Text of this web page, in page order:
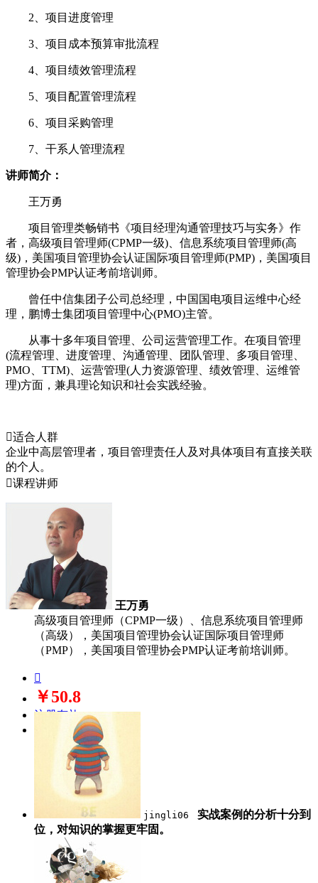
2、项目进度管理
3、项目成本预算审批流程
4、项目绩效管理流程
5、项目配置管理流程
6、项目采购管理
7、干系人管理流程
讲师简介：
王万勇
项目管理类畅销书《项目经理沟通管理技巧与实务》作
者，高级项目管理师(CPMP一级)、信息系统项目管理师(高
级)，美国项目管理协会认证国际项目管理师(PMP)，美国项目
管理协会PMP认证考前培训师。
曾任中信集团子公司总经理，中国国电项目运维中心经
理，鹏博士集团项目管理中心(PMO)主管。
从事十多年项目管理、公司运营管理工作。在项目管理
(流程管理、进度管理、沟通管理、团队管理、多项目管理、
PMO、TTM)、运营管理(人力资源管理、绩效管理、运维管
理)方面，兼具理论知识和社会实践经验。
适合人群
企业中高层管理者，项目管理责任人及对具体项目有直接关联
的个人。
课程讲师
王万勇
高级项目管理师（CPMP一级）、信息系统项目管理师
（高级），美国项目管理协会认证国际项目管理师
（PMP），美国项目管理协会PMP认证考前培训师。

￥50.8
注册有礼
立即购买
jingli06
实战案例的分析十分到
位，对知识的掌握更牢固。